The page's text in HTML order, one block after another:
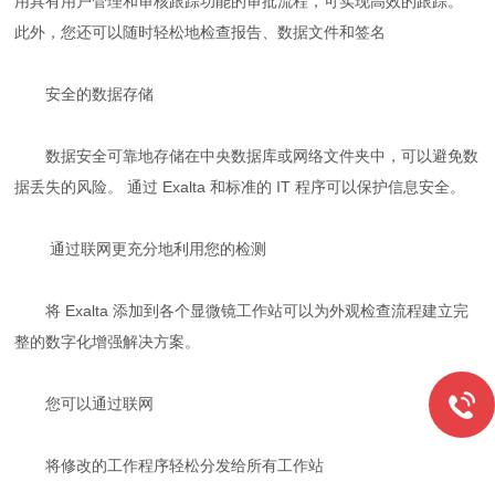
此外，您还可以随时轻松地检查报告、数据文件和签名
安全的数据存储
数据安全可靠地存储在中央数据库或网络文件夹中，可以避免数
据丢失的风险。 通过 Exalta 和标准的 IT 程序可以保护信息安全。
通过联网更充分地利用您的检测
将 Exalta 添加到各个显微镜工作站可以为外观检查流程建立完
整的数字化增强解决方案。
您可以通过联网
将修改的工作程序轻松分发给所有工作站